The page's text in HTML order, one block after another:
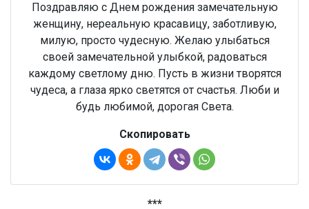
Поздравляю с Днем рождения замечательную
женщину, нереальную красавицу, заботливую,
милую, просто чудесную. Желаю улыбаться
своей замечательной улыбкой, радоваться
каждому светлому дню. Пусть в жизни творятся
чудеса, а глаза ярко светятся от счастья. Люби и
будь любимой, дорогая Света.
Скопировать
***